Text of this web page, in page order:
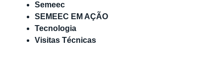
Semeec
SEMEEC EM AÇÃO
Tecnologia
Visitas Técnicas